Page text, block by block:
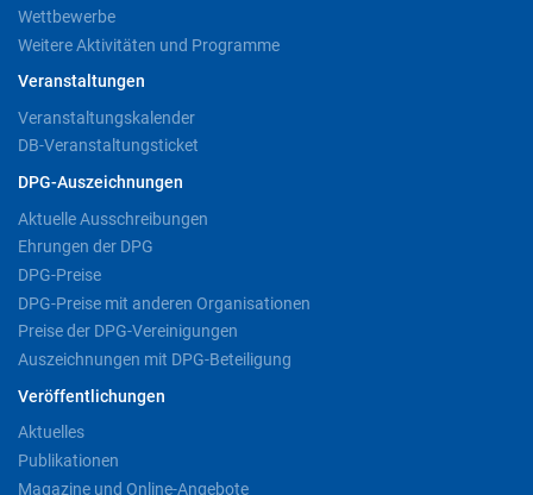
Wettbewerbe
Weitere Aktivitäten und Programme
Veranstaltungen
Veranstaltungskalender
DB-Veranstaltungsticket
DPG-Auszeichnungen
Aktuelle Ausschreibungen
Ehrungen der DPG
DPG-Preise
DPG-Preise mit anderen Organisationen
Preise der DPG-Vereinigungen
Auszeichnungen mit DPG-Beteiligung
Veröffentlichungen
Aktuelles
Publikationen
Magazine und Online-Angebote